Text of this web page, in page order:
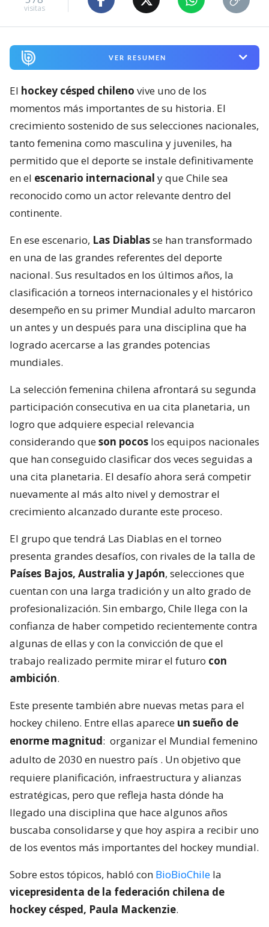
visitas
VER RESUMEN
El hockey césped chileno vive uno de los
momentos más importantes de su historia. El
crecimiento sostenido de sus selecciones nacionales,
tanto femenina como masculina y juveniles, ha
permitido que el deporte se instale definitivamente
en el escenario internacional y que Chile sea
reconocido como un actor relevante dentro del
continente.
En ese escenario, Las Diablasse han transformado
en una de las grandes referentes del deporte
nacional. Sus resultados en los últimos años, la
clasificación a torneos internacionales y el histórico
desempeño en su primer Mundial adulto marcaron
un antes y un después para una disciplina que ha
logrado acercarse a las grandes potencias
mundiales.
La selección femenina chilena afrontará su segunda
participación consecutiva en ua cita planetaria, un
logro que adquiere especial relevancia
considerando queson pocos los equipos nacionales
que han conseguido clasificar dos veces seguidas a
una cita planetaria. El desafío ahora será competir
nuevamente al más alto nivel y demostrar el
crecimiento alcanzado durante este proceso.
El grupo que tendrá Las Diablas en el torneo
presenta grandes desafíos, con rivales de la talla de
Países Bajos, Australia y Japón, selecciones que
cuentan con una larga tradición y un alto grado de
profesionalización. Sin embargo, Chile llega con la
confianza de haber competido recientemente contra
algunas de ellas y con la convicción de que el
trabajo realizado permite mirar el futuro con
ambición.
Este presente también abre nuevas metas para el
hockey chileno. Entre ellas aparece un sueño de
enorme magnitud: organizar el Mundial femenino
adulto de 2030 en nuestro país . Un objetivo que
requiere planificación, infraestructura y alianzas
estratégicas, pero que refleja hasta dónde ha
llegado una disciplina que hace algunos años
buscaba consolidarse y que hoy aspira a recibir uno
de los eventos más importantes del hockey mundial.
Sobre estos tópicos, habló con BioBioChile la
vicepresidenta de la federación chilena de
hockey césped, Paula Mackenzie.